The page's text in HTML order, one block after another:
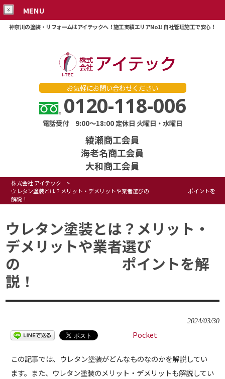
神奈川の塗装・リフォームはアイテックへ！施工実績エリアNo1! 自社管理施工で安心！
お気軽にお問い合わせください
0120-118-006
電話受付 9:00～18:00 定休日 火曜日・水曜日
綾瀬商工会員
海老名商工会員
大和商工会員
MENU
株式会社 アイテック
>
ウレタン塗装とは？メリット・デメリットや業者選びの ポイントを
解説！
ウレタン塗装とは？メリット・
デメリットや業者選び
の ポイントを解
説！
2024/03/30
Pocket
この記事では、ウレタン塗装がどんなものなのかを解説してい
ます。また、ウレタン塗装のメリット・デメリットも解説してい